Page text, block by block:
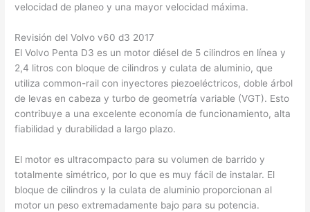
velocidad de planeo y una mayor velocidad máxima.
Revisión del Volvo v60 d3 2017
El Volvo Penta D3 es un motor diésel de 5 cilindros en línea y
2,4 litros con bloque de cilindros y culata de aluminio, que
utiliza common-rail con inyectores piezoeléctricos, doble árbol
de levas en cabeza y turbo de geometría variable (VGT). Esto
contribuye a una excelente economía de funcionamiento, alta
fiabilidad y durabilidad a largo plazo.
El motor es ultracompacto para su volumen de barrido y
totalmente simétrico, por lo que es muy fácil de instalar. El
bloque de cilindros y la culata de aluminio proporcionan al
motor un peso extremadamente bajo para su potencia.